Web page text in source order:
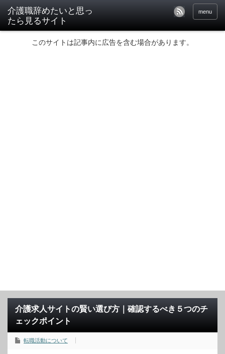
介護職辞めたいと思っ
たら見るサイト
menu
このサイトは記事内に広告を含む場合があります。
介護求人サイトの賢い選び方｜確認するべき５つのチ
ェックポイント
転職活動について